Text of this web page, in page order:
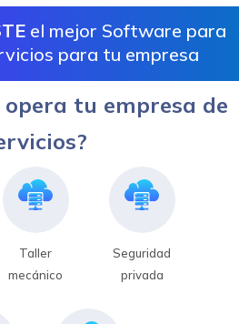
el mejor Software para
para tu empresa
opera tu empresa de
Taller
mecánico
Seguridad
privada